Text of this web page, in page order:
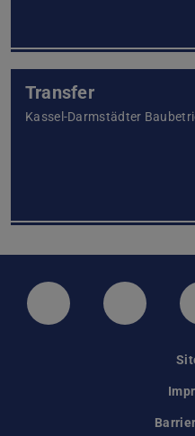
Transfer
Kassel-Darmstädter
LinkedIn-Seite